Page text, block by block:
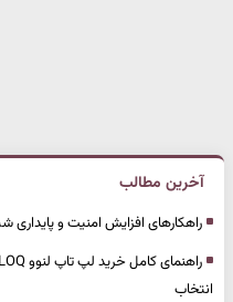
آخرین مطالب
راهکارهای افزایش امنیت و
انتخاب